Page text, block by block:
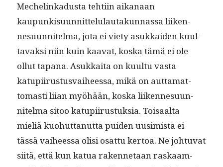
Meche­linkadus­ta tehti­in aikanaan
kaupunkisu­un­nit­telu­lau­takun­nas­sa liiken­
nesu­un­nitel­ma, jota ei viety asukkaiden kuul­
tavak­si niin kuin kaa­vat, kos­ka tämä ei ole
ollut tapana. Asukkai­ta on kuul­tu vas­ta
katupi­irus­tus­vai­heessa, mikä on aut­ta­mat­
tomasti liian myöhään, kos­ka liiken­nesu­un­
nitel­ma sitoo katupi­irus­tuk­sia. Toisaal­ta
mieliä kuo­hut­tanut­ta puiden uusimista ei
tässä vai­heessa olisi osat­tu ker­toa. Ne johtu­vat
siitä, että kun kat­ua raken­netaan raskaam­